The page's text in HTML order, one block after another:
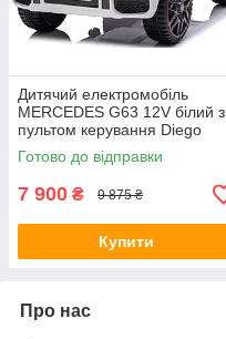
Дитячий електромобіль
MERCEDES G63 12V білий з
пультом керування Diego
Готово до відправки
7 900 ₴ 9 875 ₴
Купити
Про нас